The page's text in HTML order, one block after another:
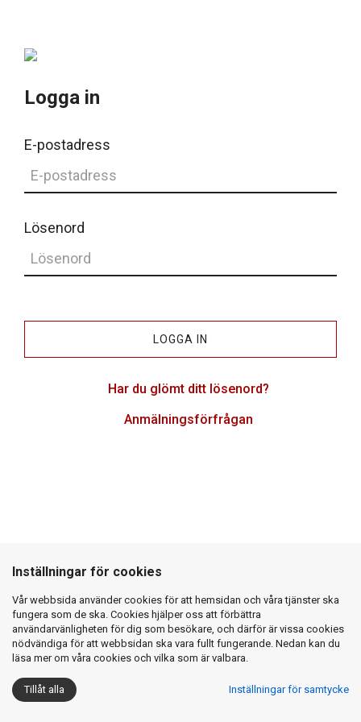
Logga in
E-postadress
Lösenord
LOGGA IN
Har du glömt ditt lösenord?
Anmälningsförfrågan
© Laila Durán Photo
Inställningar för cookies
Vår webbsida använder cookies för att hemsidan och våra tjänster ska
fungera som de ska. Cookies hjälper oss att förbättra
användarvänligheten för dig som besökare, och därför är vissa cookies
nödvändiga för att webbsidan ska vara fullt fungerande. Nedan kan du
läsa mer om våra cookies och vilka som är valbara.
Tillåt alla Inställningar för samtycke